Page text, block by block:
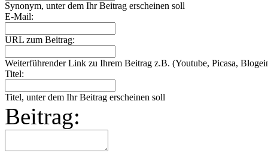
Synonym, unter dem Ihr Beitrag erscheinen soll
E-Mail:
URL zum Beitrag:
Weiterführender Link zu Ihrem Beitrag z.B. (Youtube, Picasa,
Titel:
Titel, unter dem Ihr Beitrag erscheinen soll
Beitrag: